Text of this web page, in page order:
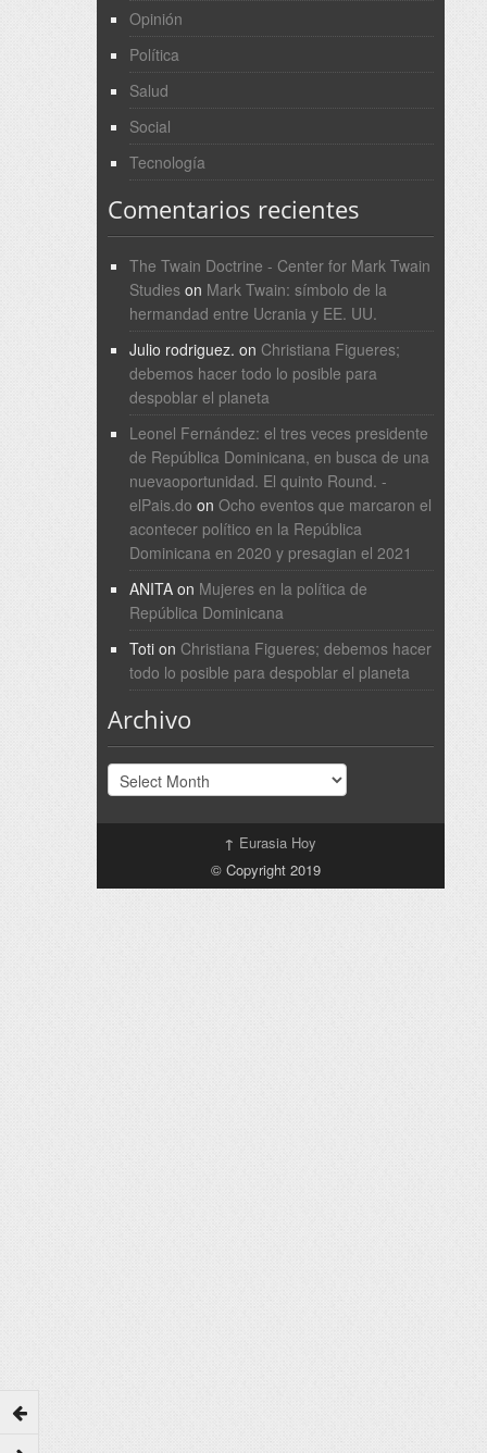
Opinión
Política
Salud
Social
Tecnología
Comentarios recientes
The Twain Doctrine - Center for Mark Twain
Studieson Mark Twain: símbolo de la
hermandad entre Ucrania y EE. UU.
Julio rodriguez. on Christiana Figueres;
debemos hacer todo lo posible para
despoblar el planeta
Leonel Fernández: el tres veces presidente
de República Dominicana, en busca de una
nuevaoportunidad. El quinto Round. -
elPais.do on Ocho eventos que marcaron el
acontecer político en la República
Dominicana en 2020 y presagian el 2021
ANITAon Mujeres en la política de
República Dominicana
Totion Christiana Figueres; debemos hacer
todo lo posible para despoblar el planeta
Archivo
Archivo
↑ Eurasia Hoy
© Copyright 2019